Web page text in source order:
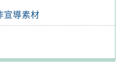
宣導素材